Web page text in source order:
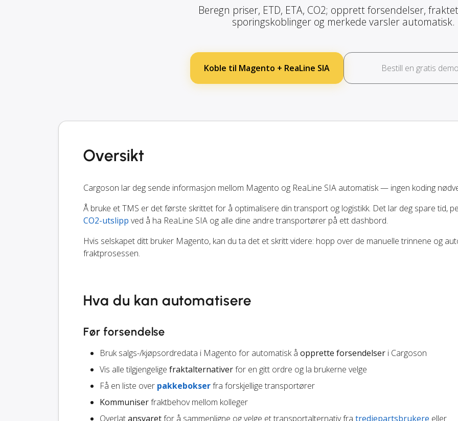
Beregn priser, ETD, ETA, CO2; opprett forsendelser,
sporingskoblinger og merkede varsler automatisk.
Koble til Magento + ReaLine SIA Bestill en gratis demo
Oversikt
Cargoson lar deg sende informasjon mellom Magento og ReaLine SIA automatisk — ingen koding
Å bruke et TMS er det første skrittet for å optimalisere din transport og logistikk. Det lar deg spare tid,
CO2-utslipp ved å ha ReaLine SIA og alle dine andre transportører på ett dashbord.
Hvis selskapet ditt bruker Magento, kan du ta det et skritt videre: hopp over de manuelle trinnene og
fraktprosessen.
Hva du kan automatisere
Før forsendelse
Bruk salgs-/kjøpsordredata i Magento for automatisk å opprette forsendelser i Cargoson
Vis alle tilgjengelige fraktalternativerfor en gitt ordre og la brukerne velge
Få en liste over pakkebokserfra forskjellige transportører
Kommuniserfraktbehov mellom kolleger
Overlatansvaretfor å sammenligne og velge et transportalternativ fra tredjepartsbrukere eller